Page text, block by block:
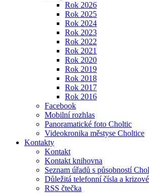
Rok 2026
Rok 2025
Rok 2024
Rok 2023
Rok 2022
Rok 2021
Rok 2020
Rok 2019
Rok 2018
Rok 2017
Rok 2016
Facebook
Mobilní rozhlas
Panoramatické foto Choltic
Videokronika městyse Choltice
Kontakty
Kontakt
Kontakt knihovna
Seznam úřadů s působností
Důležitá telefonní čísla a
RSS čtečka